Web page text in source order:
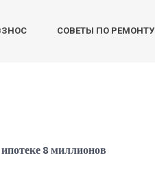
СОВЕТЫ ПО РЕМОНТУ
8 миллионов